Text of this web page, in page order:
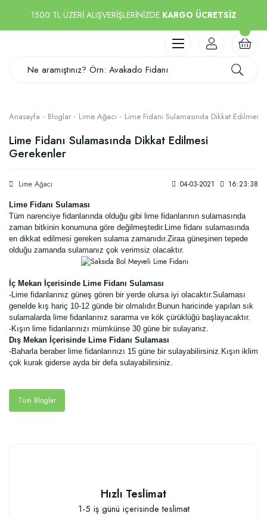
1500 TL ÜZERİ ALIŞVERİŞLERİNİZDE KARGO ÜCRETSİZ
Anasayfa Bloglar Lime Ağacı Lime Fidanı Sulamasında Dikkat Edilmesi
Lime Fidanı Sulamasında Dikkat Edilmesi
Gerekenler
Lime Ağacı 04-03-2021 16:23:38
Lime Fidanı Sulaması
Tüm narenciye fidanlarında olduğu gibi lime fidanlarının sulamasında
zaman bitkinin konumuna göre değilmeştedir.Lime fidanı sulamasında
en dikkat edilmesi gereken sulama zamanıdır.Ziraa güneşinen tepede
olduğu zamanda sulamanız çok verimsiz olacaktır.
İç Mekan İçerisinde Lime Fidanı Sulaması
-Lime fidanlarınız güneş gören bir yerde olursa iyi olacaktır.Sulaması
genelde kış hariç 10-12 günde bir olmalıdır.Bunun haricinde yapılan sık
sulamalarda lime fidanlarınız sararma ve kök çürüklüğü başlayacaktır.
-Kışın lime fidanlarınızı mümkünse 30 güne bir sulayanız.
Dış Mekan İçerisinde Lime Fidanı Sulaması
-Baharla beraber lime fidanlarınızı 15 güne bir sulayabilirsiniz.Kışın iklim
çok kurak giderse ayda bir defa sulayabilirsiniz.
Tüm Bloglar
Hızlı Teslimat
1-5 iş günü içerisinde teslimat